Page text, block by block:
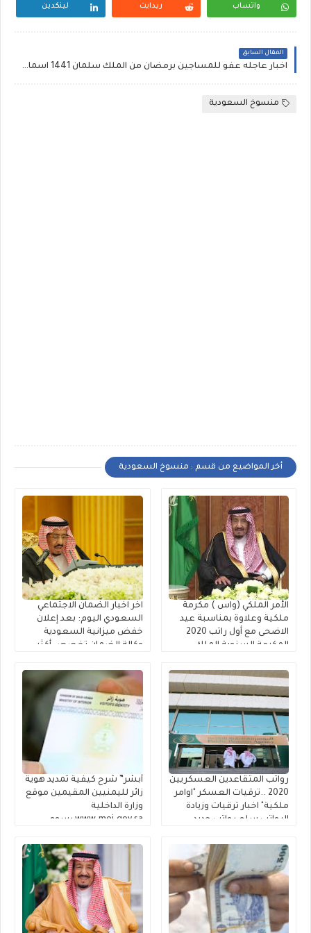
واتساب ريدايت لينكدين
المقال السابق
اخبار عاجله عفو للمساجين برمضان من الملك سلمان 1441 اسماء المفرج عنهم بمناسبة رمضان اللهم
منسوخ السعودية
أخر المواضيع من قسم : منسوخ السعودية
الأمر الملكي (واس ) مكرمة
ملكية وعلاوة بمناسبة عيد
الاضحى مع أول راتب 2020
المكرمة السنوية الملك
المعيشة 1441 ~ قرار مكرمة
الملك سلمان ضمان اجتماعي
1441 امر ملكي جديد
للعسكريين المساعدة
المقطوعة في الضمان
الإجتماعي لقوائم الانتظار
اخر اخبار الضمان الاجتماعي
السعودي اليوم: بعد إعلان
خفض ميزانية السعودية
وكالة الضمان تخصص أكثر
لمستفيدي الضمان الاجتماعي
والمساعدة المقطوعة
رواتب المتقاعدين العسكريين
2020 ..ترقيات العسكر "اوامر
ملكية" اخبار ترقيات وزيادة
الرواتب سلم رواتب جديد
السعوديين وإكمال مسوغات
صرف مستحقات التقاعد
أبشر” شرح كيفية تمديد هوية
زائر لليمنيين المقيمين موقع
وزارة الداخلية
www.moi.gov.sa رسوم
الخامسه